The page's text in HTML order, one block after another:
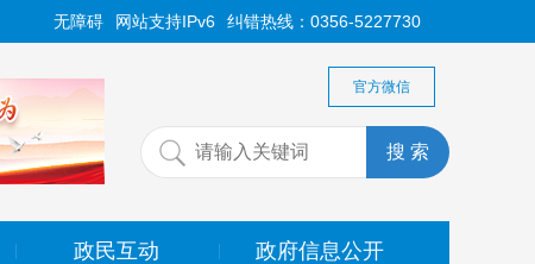
纠错热线：0356-5227730
网站支持IPv6
无障碍
官方微信
政民互动 政府信息公开